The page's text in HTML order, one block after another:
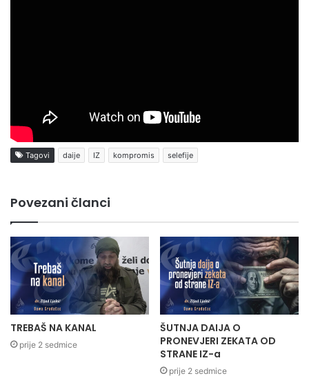
Tagovi daije IZ kompromis selefije
Povezani članci
TREBAŠ NA KANAL
prije 2 sedmice
ŠUTNJA DAIJA O
PRONEVJERI ZEKATA OD
STRANE IZ-a
prije 2 sedmice